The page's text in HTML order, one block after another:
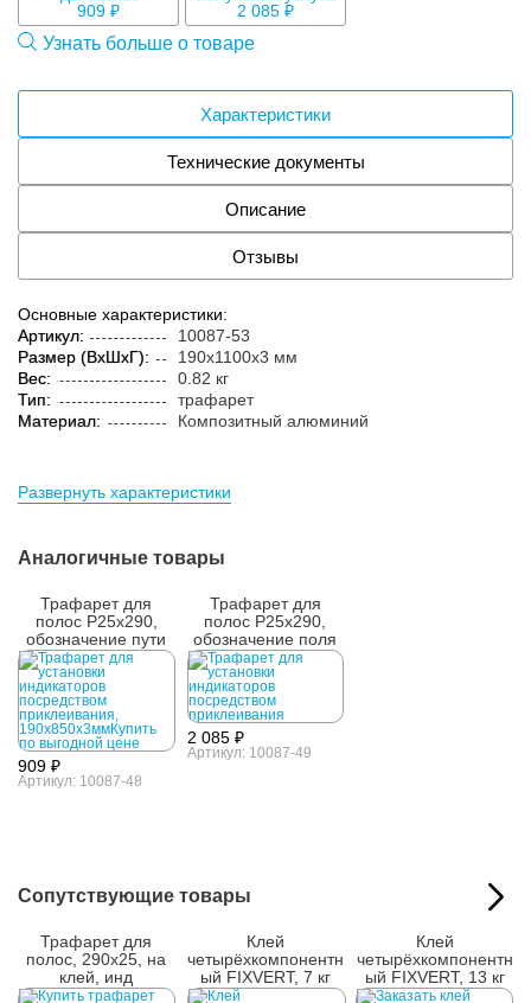
909 ₽ 2 085 ₽
Узнать больше о товаре
Характеристики
Технические документы
Описание
Отзывы
Основные характеристики:
Артикул:
10087-53
Размер (ВxШxГ):
190x1100x3 мм
Вес:
0.82 кг
Тип:
трафарет
Материал:
Композитный алюминий
Развернуть характеристики
Аналогичные товары
Трафарет для
полос Р25х290,
обозначение пути
движения
909 ₽
Артикул: 10087-48
Трафарет для
полос Р25х290,
обозначение поля
получения услуги
2 085 ₽
Артикул: 10087-49
Сопутствующие товары
Трафарет для
полос, 290x25, на
клей, инд
Клей
четырёхкомпонентн
ый FIXVERT, 7 кг
Клей
четырёхкомпонентн
ый FIXVERT, 13 кг